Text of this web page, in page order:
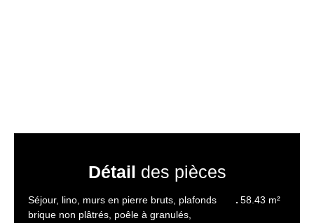
Détail des pièces
Séjour, lino, murs en pierre bruts, plafonds
brique non plâtrés, poêle à granulés,
58.43 m²